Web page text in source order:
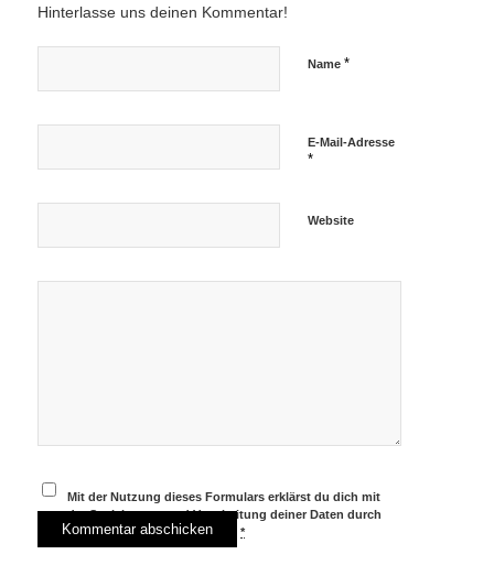
Hinterlasse uns deinen Kommentar!
Name *
E-Mail-Adresse
*
Website
Mit der Nutzung dieses Formulars erklärst du dich mit
der Speicherung und Verarbeitung deiner Daten durch
diese Website einverstanden.*